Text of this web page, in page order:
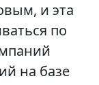
и эта
по
на базе